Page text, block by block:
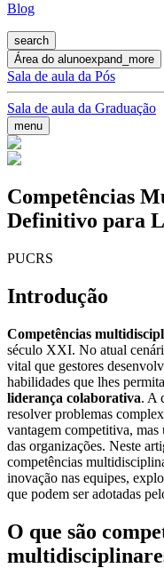
Blog
search
Área do alunoexpand_more
Sala de aula da Pós
Sala de aula da Graduação
menu
Competências
Definitivo para
PUCRS
Introdução
Competências
século XXI. No atual
vital que gestores
habilidades que lhes
liderança colaborativa. A
resolver problemas
vantagem competitiva, mas
das organizações. Neste
competências
inovação nas equipes,
que podem ser adotadas
O que são